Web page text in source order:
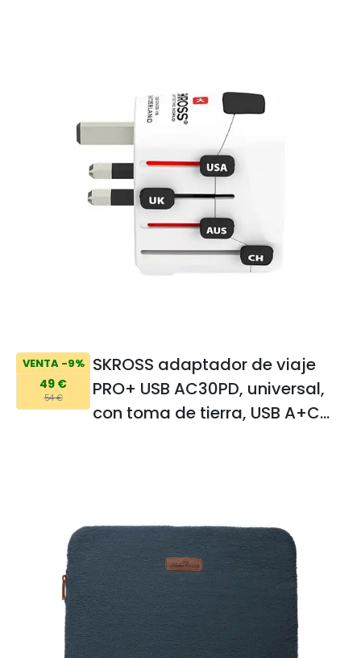
VENTA -9%
49 €
54 €
SKROSS adaptador de viaje
PRO+ USB AC30PD, universal,
con toma de tierra, USB A+C